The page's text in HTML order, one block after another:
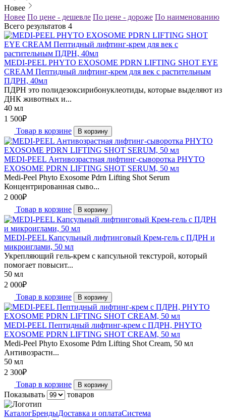
Новее
Новее По цене - дешевле По цене - дороже По наименованию
Всего результатов 4
MEDI-PEEL PHYTO EXOSOME PDRN LIFTING SHOT EYE
CREAM Пептидный лифтинг-крем для век с растительным
ПДРН, 40мл
ПДРН это полидезоксирибонуклеотиды, которые выделяют из
ДНК животных и...
40 мл
1 500₽
Товар в корзине
В корзину
MEDI-PEEL Антивозрастная лифтинг-сыворотка PHYTO
EXOSOME PDRN LIFTING SHOT SERUM, 50 мл
Medi-Peel Phyto Exosome Pdrn Lifting Shot Serum
Концентрированная сыво...
2 000₽
Товар в корзине
В корзину
MEDI-PEEL Капсульный лифтинговый Крем-гель с ПДРН и
микроиглами, 50 мл
Укрепляющий гель-крем с капсульной текстурой, который
помогает повысит...
50 мл
2 000₽
Товар в корзине
В корзину
MEDI-PEEL Пептидный лифтинг-крем с ПДРН, PHYTO
EXOSOME PDRN LIFTING SHOT CREAM, 50 мл
Medi-Peel Phyto Exosome Pdrn Lifting Shot Cream, 50 мл
Антивозрастн...
50 мл
2 300₽
Товар в корзине
В корзину
Показывать товаров
КаталогБрендыДоставка и оплатаСистема